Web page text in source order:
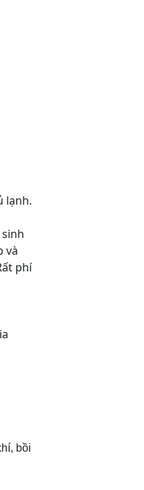
lạnh.
và
phí
bồi